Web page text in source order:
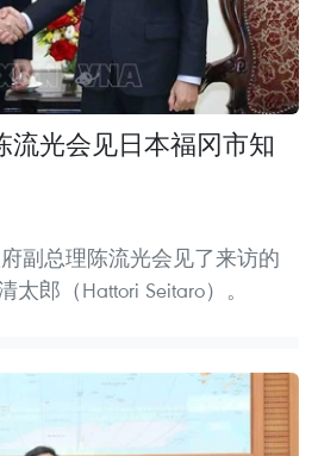
流光会见日本福冈市知
副总理陈流光会见了来访的
郎（Hattori Seitaro）。